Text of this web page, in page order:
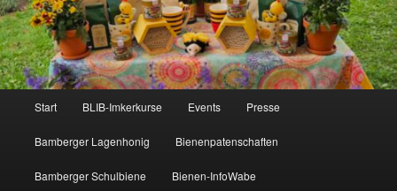
Start BLIB-Imkerkurse Events Presse
Bamberger Lagenhonig Bienenpatenschaften
Bamberger Schulbiene Bienen-InfoWabe